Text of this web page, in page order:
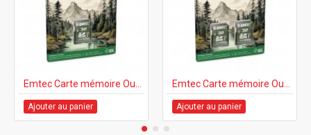
Ajouter au panier Ajouter au panier